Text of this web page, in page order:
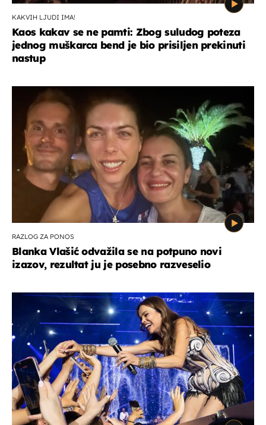
KAKVIH LJUDI IMA!
Kaos kakav se ne pamti: Zbog suludog poteza
jednog muškarca bend je bio prisiljen prekinuti
nastup
RAZLOG ZA PONOS
Blanka Vlašić odvažila se na potpuno novi
izazov, rezultat ju je posebno razveselio